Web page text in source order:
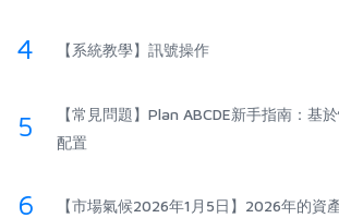
4 【系統教學】訊號操作
5
【常見問題】Plan ABCDE新手指南：基
配置
6 【市場氣候2026年1月5日】2026年的資